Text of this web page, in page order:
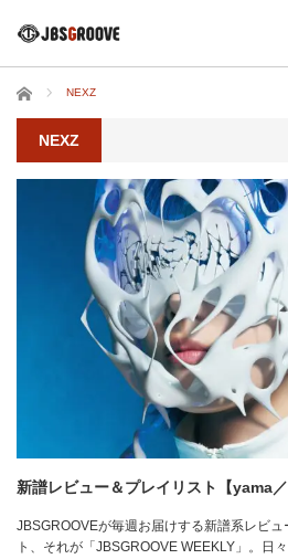
ホーム NEXZ
NEXZ
新譜レビュー＆プレイリスト【yama／
JBSGROOVEが毎週お届けする新譜系レビ
ト、それが「JBSGROOVE WEEKLY」。日